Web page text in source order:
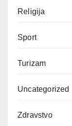
Religija
Sport
Turizam
Uncategorized
Zdravstvo